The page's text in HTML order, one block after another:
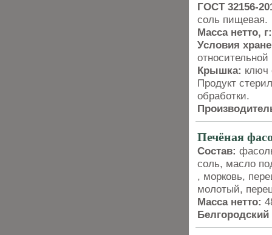
ГОСТ 32156-
соль пищевая.
Масса нетто, г:
Условия
Крышка: ключ
Продукт
обработки.
Печёная
Состав:
соль, масло
, морковь,
молотый,
Масса нетто: